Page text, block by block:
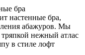
бра
настенные бра,
абажуров. Мы
нежный атлас
в стиле лофт